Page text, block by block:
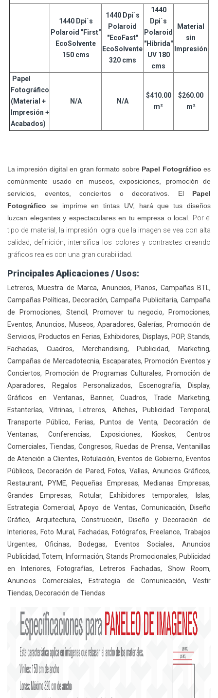
1440 Dpi`s
Polaroid "First"
EcoSolvente
150 cms
1440 Dpi`s
Polaroid
"EcoFast"
EcoSolvente
320 cms
1440
Dpi`s
Polaroid
"Híbrida"
UV 180
cms
Material
sin
Impresión
Papel
Fotográfico
(Material +
Impresión +
Acabados)
N/A N/A
$410.00
m²
$260.00
m²
La impresión digital en gran formato sobre Papel Fotográfico es
comúnmente usado en museos, exposiciones, promoción de
servicios, eventos, conciertos o decorativos. El Papel
Fotográfico se imprime en tintas UV, hará que tus diseños
luzcan elegantes y espectaculares en tu empresa o local. Por el
tipo de material, la impresión logra que la imagen se vea con alta
calidad, definición, intensifica los colores y contrastes creando
gráficos reales con una gran durabilidad.
Principales Aplicaciones / Usos:
Letreros, Muestra de Marca, Anuncios, Planos, Campañas BTL,
Campañas Políticas, Decoración, Campaña Publicitaria, Campaña
de Promociones, Stencil, Promover tu negocio, Promociones,
Eventos, Anuncios, Museos, Aparadores, Galerías, Promoción de
Servicios, Productos en Ferias, Exhibidores, Displays, POP, Stands,
Fachadas, Cuadros, Merchandising, Publicidad, Marketing,
Campañas de Mercadotecnia, Escaparates, Promoción Eventos y
Conciertos, Promoción de Programas Culturales, Promoción de
Aparadores, Regalos Personalizados, Escenografía, Display,
Gráficos en Ventanas, Banner, Cuadros, Trade Marketing,
Estanterías, Vitrinas, Letreros, Afiches, Publicidad Temporal,
Transporte Público, Ferias, Puntos de Venta, Decoración de
Ventanas, Conferencias, Exposiciones, Kioskos, Centros
Comerciales, Tiendas, Congresos, Ruedas de Prensa, Ventanillas
de Atención a Clientes, Rotulación, Eventos de Gobierno, Eventos
Públicos, Decoración de Pared, Fotos, Vallas, Anuncios Gráficos,
Restaurant, PYME, Pequeñas Empresas, Medianas Empresas,
Grandes Empresas, Rotular, Exhibidores temporales, Islas,
Estrategia Comercial, Apoyo de Ventas, Comunicación, Diseño
Gráfico, Arquitectura, Construcción, Diseño y Decoración de
Interiores, Foto Mural, Fachadas, Fotógrafos, Freelance, Trabajos
Urgentes, Oficinas, Bodegas, Eventos Sociales, Anuncios
Publicidad, Totem, Información, Stands Promocionales, Publicidad
en Interiores, Fotografías, Letreros Fachadas, Show Room,
Anuncios Comerciales, Estrategia de Comunicación, Vestir
Tiendas, Decoración de Tiendas